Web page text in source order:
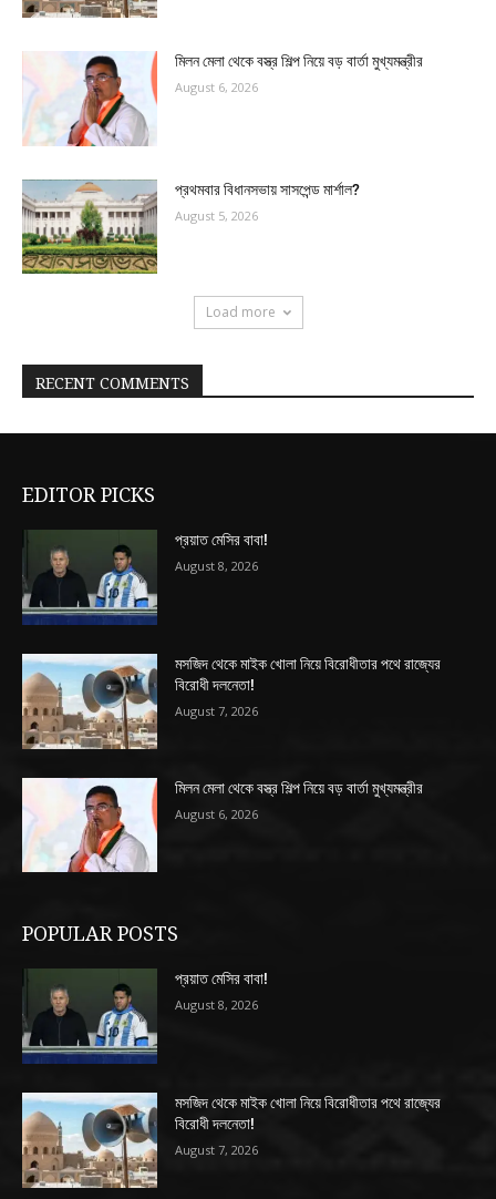
মিলন মেলা থেকে বস্ত্র শিল্প নিয়ে বড় বার্তা মুখ্যমন্ত্রীর
August 6, 2026
প্রথমবার বিধানসভায় সাসপেন্ড মার্শাল?
August 5, 2026
Load more
RECENT COMMENTS
EDITOR PICKS
প্রয়াত মেসির বাবা!
August 8, 2026
মসজিদ থেকে মাইক খোলা নিয়ে বিরোধীতার পথে রাজ্যের
বিরোধী দলনেতা!
August 7, 2026
মিলন মেলা থেকে বস্ত্র শিল্প নিয়ে বড় বার্তা মুখ্যমন্ত্রীর
August 6, 2026
POPULAR POSTS
প্রয়াত মেসির বাবা!
August 8, 2026
মসজিদ থেকে মাইক খোলা নিয়ে বিরোধীতার পথে রাজ্যের
বিরোধী দলনেতা!
August 7, 2026